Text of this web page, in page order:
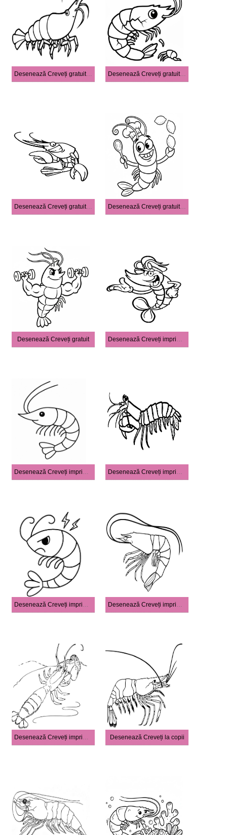
Desenează Creveți gratuit imprimabil uşor Desenează Creveți gratuit pentru copii
Desenează Creveți gratuit simplu Desenează Creveți gratuit uşor
Desenează Creveți gratuit Desenează Creveți imprimabil bazic
Desenează Creveți imprimabil gratuit Desenează Creveți imprimabil simplu
Desenează Creveți imprimabil uşor Desenează Creveți imprimabil
Desenează Creveți imprimabile pentru copii Desenează Creveți la copii